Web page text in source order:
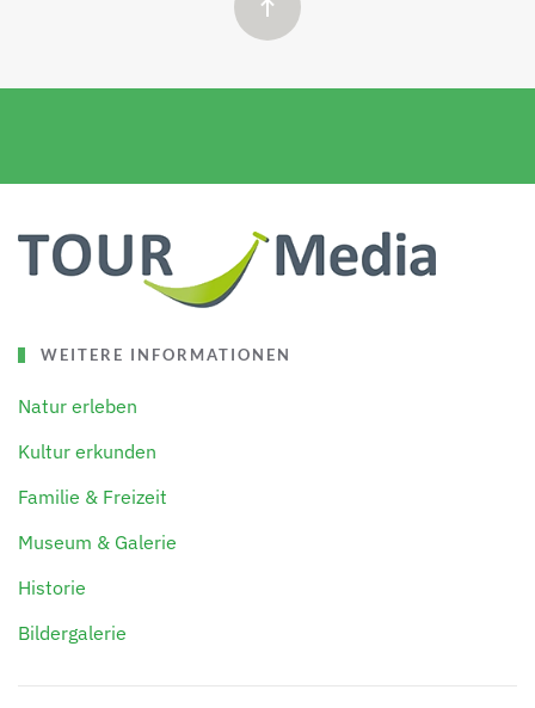
WEITERE INFORMATIONEN
Natur erleben
Kultur erkunden
Familie & Freizeit
Museum & Galerie
Historie
Bildergalerie